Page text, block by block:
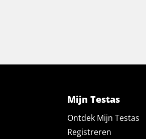
Mijn Testas
Ontdek Mijn Testas
Registreren